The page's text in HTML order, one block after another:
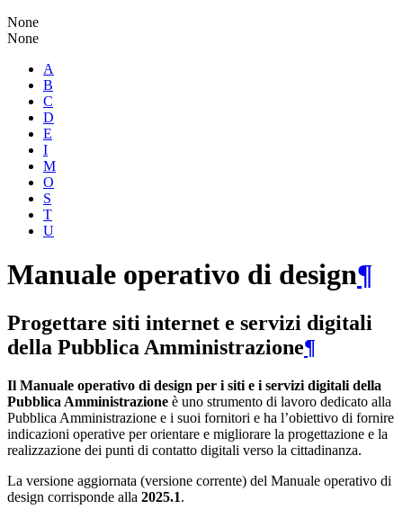
None
None
A
B
C
D
E
I
M
O
S
T
U
Manuale operativo di design¶
Progettare siti internet e servizi digitali
della Pubblica Amministrazione¶
Il Manuale operativo di design per i siti e i servizi digitali della
Pubblica Amministrazione è uno strumento di lavoro dedicato alla
Pubblica Amministrazione e i suoi fornitori e ha l’obiettivo di fornire
indicazioni operative per orientare e migliorare la progettazione e la
realizzazione dei punti di contatto digitali verso la cittadinanza.
La versione aggiornata (versione corrente) del Manuale operativo di
design corrisponde alla 2025.1.